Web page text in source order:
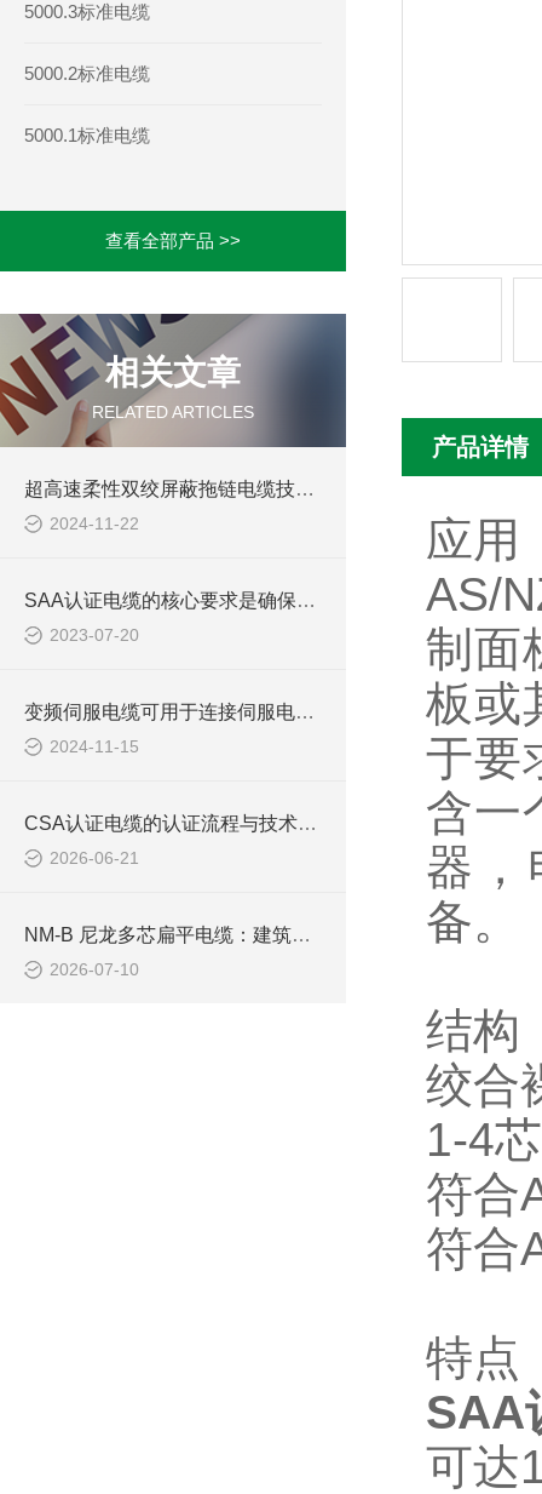
5000.3标准电缆
5000.2标准电缆
5000.1标准电缆
查看全部产品 >>
相关文章
RELATED ARTICLES
超高速柔性双绞屏蔽拖链电缆技术要求
2024-11-22
SAA认证电缆的核心要求是确保产品的安全性和可靠性
2023-07-20
变频伺服电缆可用于连接伺服电动机，实现精确的运动控制
2024-11-15
CSA认证电缆的认证流程与技术要求介绍
2026-06-21
NM-B 尼龙多芯扁平电缆：建筑室内支路供电布线线缆
2026-07-10
产品详情
应用
AS/
制面
板或
于要
含一
器，
备。
结构
绞合
1-4
符合
符合
特点
SAA
可达